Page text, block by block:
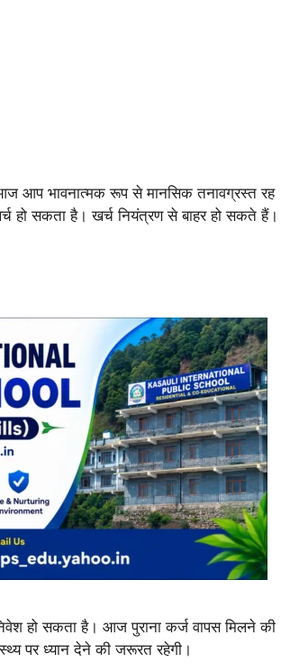
आप भावनात्मक रूप से मानसिक तनावग्रस्त रह
सकता है। खर्च नियंत्रण से बाहर हो सकते हैं।
हो सकता है। आज पुराना कर्ज वापस मिलने की
पर ध्यान देने की जरूरत रहेगी।